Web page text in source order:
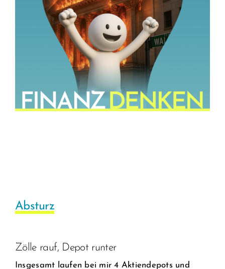
Absturz
Zölle rauf, Depot runter
Insgesamt laufen bei mir 4 Aktiendepots und